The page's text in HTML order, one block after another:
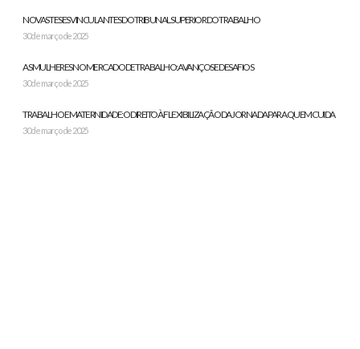
NOVAS TESES VINCULANTES DO TRIBUNAL SUPERIOR DO TRABALHO
30 de março de 2025
AS MULHERES NO MERCADO DE TRABALHO: AVANÇOS E DESAFIOS
30 de março de 2025
TRABALHO E MATERNIDADE: O DIREITO À FLEXIBILIZAÇÃO DA JORNADA PARA QUEM CUIDA
30 de março de 2025